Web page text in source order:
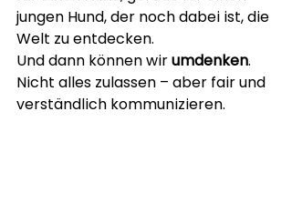
jungen Hund, der noch dabei ist, die
Welt zu entdecken.
Und dann können wir umdenken.
Nicht alles zulassen – aber fair und
verständlich kommunizieren.